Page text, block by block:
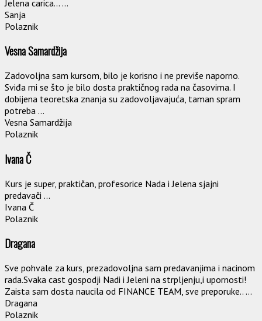
Jelena carica... ...
Sanja
Polaznik
Vesna Samardžija
Zadovoljna sam kursom, bilo je korisno i ne previše naporno.
Sviđa mi se što je bilo dosta praktičnog rada na časovima. I
dobijena teoretska znanja su zadovoljavajuća, taman spram
potreba ...
Vesna Samardžija
Polaznik
Ivana Č
Kurs je super, praktičan, profesorice Nada i Jelena sjajni
predavači ...
Ivana Č
Polaznik
Dragana
Sve pohvale za kurs, prezadovoljna sam predavanjima i nacinom
rada.Svaka cast gospodji Nadi i Jeleni na strpljenju,i upornosti!
Zaista sam dosta naucila od FINANCE TEAM, sve preporuke.. ...
Dragana
Polaznik